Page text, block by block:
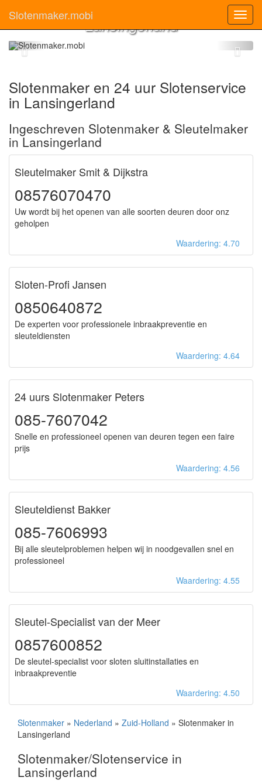
Slotenmaker.mobiSlotenmaker
Lansingerland
Slotenmaker en 24 uur Slotenservice
in Lansingerland
Ingeschreven Slotenmaker & Sleutelmaker
in Lansingerland
Sleutelmaker Smit & Dijkstra
08576070470
Uw wordt bij het openen van alle soorten deuren door onz
geholpen
Waardering: 4.70
Sloten-Profi Jansen
0850640872
De experten voor professionele inbraakpreventie en
sleuteldiensten
Waardering: 4.64
24 uurs Slotenmaker Peters
085-7607042
Snelle en professioneel openen van deuren tegen een faire
prijs
Waardering: 4.56
Sleuteldienst Bakker
085-7606993
Bij alle sleutelproblemen helpen wij in noodgevallen snel en
professioneel
Waardering: 4.55
Sleutel-Specialist van der Meer
0857600852
De sleutel-specialist voor sloten sluitinstallaties en
inbraakpreventie
Waardering: 4.50
Slotenmaker » Nederland » Zuid-Holland » Slotenmaker in
Lansingerland
Slotenmaker/Slotenservice in
Lansingerland